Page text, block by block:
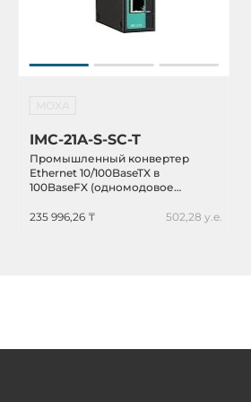
IMC-21A-S-SC-T
Промышленный конвертер
Ethernet 10/100BaseTX в
100BaseFX (одномодовое
нм), -40...+75С
235 996,26 ₸ 502,28 у.е.